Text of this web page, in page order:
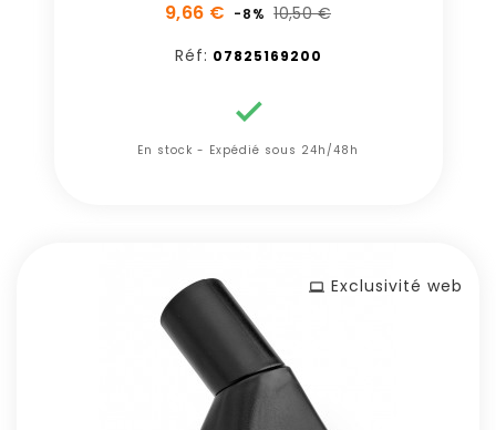
9,66 € -8% 10,50 €
Réf: 07825169200

En stock - Expédié sous 24h/48h
Exclusivité web